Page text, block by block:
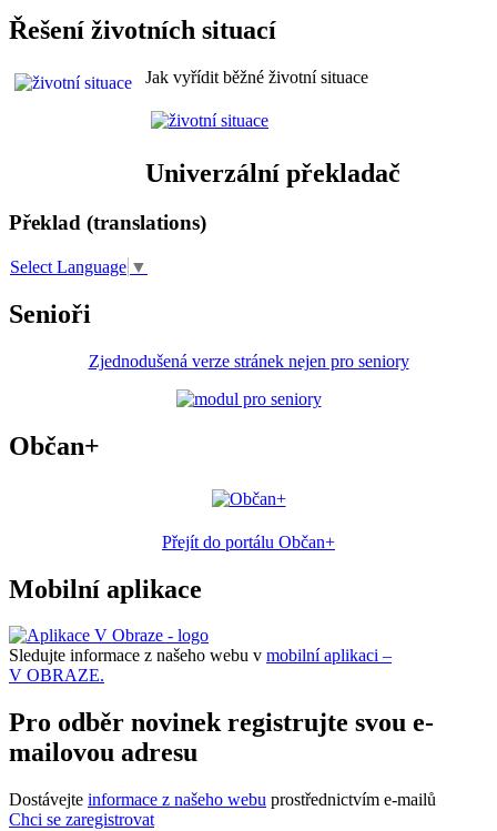
Řešení životních situací
Jak vyřídit běžné životní situace
Univerzální překladač
Překlad (translations)
Select Language ▼
Senioři
Zjednodušená verze stránek nejen pro seniory
Občan+
Přejít do portálu Občan+
Mobilní aplikace
Sledujte informace z našeho webu v mobilní aplikaci –
V OBRAZE.
Pro odběr novinek registrujte svou e-
mailovou adresu
Dostávejte informace z našeho webu prostřednictvím e-mailů
Chci se zaregistrovat